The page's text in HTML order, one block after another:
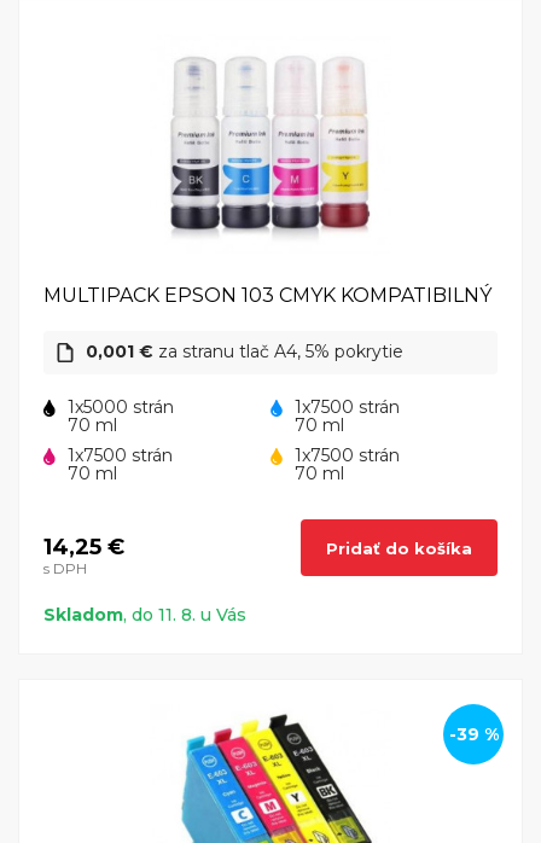
Favoritom môžu byť výhodné balenia
Výhodné balenia predstavujú unikátnu možnosť, ako si
efektívne znížiť náklady na tlač. S výhodným balením
často dostanete 2 alebo 3 náplne zadarmo, takže si
rozhodne nenechajte ujsť takúto príležitosť. Stačí si iba
zoberte tiež plniteľné cartridge a CISS jednotky.
MULTIPACK EPSON 103 CMYK KOMPATIBILNÝ
0,001 € za stranu tlač A4, 5% pokrytie
1x5000 strán
70 ml
1x7500 strán
70 ml
1x7500 strán
70 ml
1x7500 strán
70 ml
14,25 €
s DPH
Pridať do košíka
Skladom, do 11. 8. u Vás
-39 %